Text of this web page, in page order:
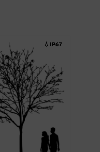
💧 IP67